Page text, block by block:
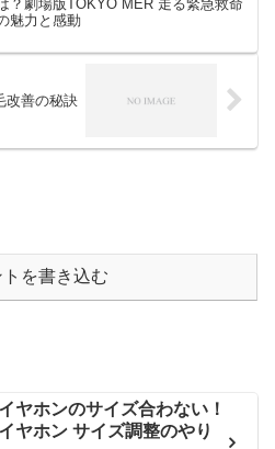
？劇場版TOKYO MER 走る緊急救命
魅力と感動
改善の秘訣
トを書き込む
ヤホンのサイズ合わない！
ヤホン サイズ調整のやり